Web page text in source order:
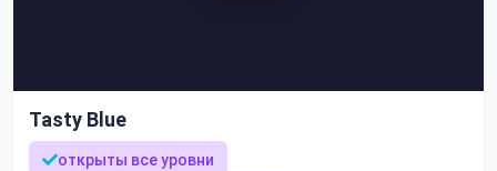
Tasty Blue
открыты все уровни